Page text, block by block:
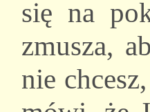
się na
zmusza,
nie